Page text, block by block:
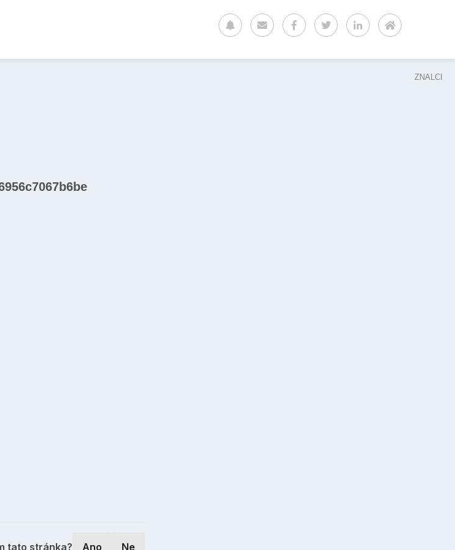
ZNALCI
tato stránka? Ano Ne